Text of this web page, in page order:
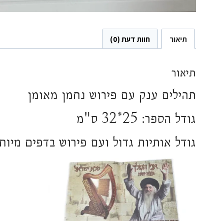
תיאור חוות דעת (0)
תיאור
תהילים ענק עם פירוש נחמן מאומן
גודל הספר: 25*32 ס"מ
גודל אותיות גדול ועם פירוש בדפים